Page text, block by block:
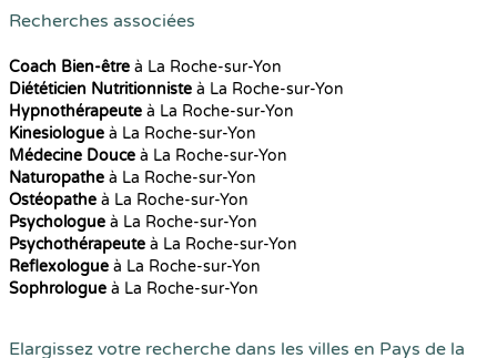
Recherches associées
Coach Bien-être à La Roche-sur-Yon
Diététicien Nutritionniste à La Roche-sur-Yon
Hypnothérapeute à La Roche-sur-Yon
Kinesiologue à La Roche-sur-Yon
Médecine Douce à La Roche-sur-Yon
Naturopathe à La Roche-sur-Yon
Ostéopathe à La Roche-sur-Yon
Psychologue à La Roche-sur-Yon
Psychothérapeute à La Roche-sur-Yon
Reflexologue à La Roche-sur-Yon
Sophrologue à La Roche-sur-Yon
Elargissez votre recherche dans les villes en Pays de la